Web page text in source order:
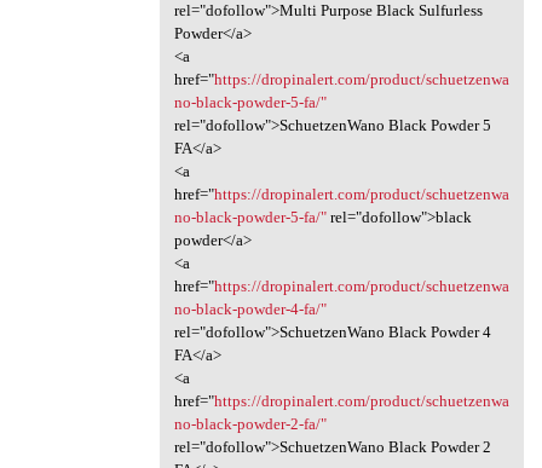
rel="dofollow">Multi Purpose Black Sulfurless
Powder</a>
<a
href="https://dropinalert.com/product/schuetzenwa
no-black-powder-5-fa/"
rel="dofollow">SchuetzenWano Black Powder 5
FA</a>
<a
href="https://dropinalert.com/product/schuetzenwa
no-black-powder-5-fa/"rel="dofollow">black
powder</a>
<a
href="https://dropinalert.com/product/schuetzenwa
no-black-powder-4-fa/"
rel="dofollow">SchuetzenWano Black Powder 4
FA</a>
<a
href="https://dropinalert.com/product/schuetzenwa
no-black-powder-2-fa/"
rel="dofollow">SchuetzenWano Black Powder 2